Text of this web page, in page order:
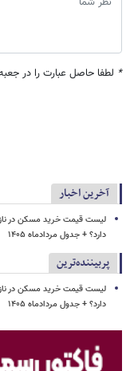
* لطفا حاصل عبارت را در
آخرین اخبار
دارد؟ + جدول مردادماه ۱۴۰۵
پربیننده‌ترین
دارد؟ + جدول مردادماه ۱۴۰۵